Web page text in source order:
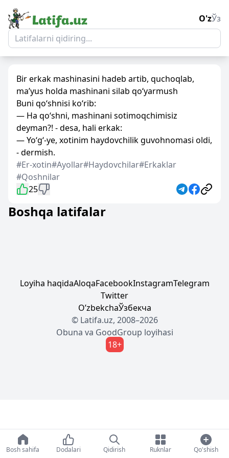
O'zЎз
Bir erkak mashinasini hadeb artib, quchoqlab,
ma’yus holda mashinani silab qo‘yarmush
Buni qo‘shnisi ko‘rib:
— Ha qo‘shni, mashinani sotimoqchimisiz
deyman?! - desa, hali erkak:
— Yo‘g‘-ye, xotinim haydovchilik guvohnomasi oldi,
- dermish.
#Er-xotin#Ayollar#Haydovchilar#Erkaklar
#Qoshnilar
25
Boshqa latifalar
Loyiha haqidaAloqaFacebookInstagramTelegram
Twitter
OʼzbekchaЎзбекча
© Latifa.uz, 2008–2026
Obuna va GoodGroup loyihasi
18+
Bosh sahifa Dodalari Qidirish Ruknlar Qo'shish